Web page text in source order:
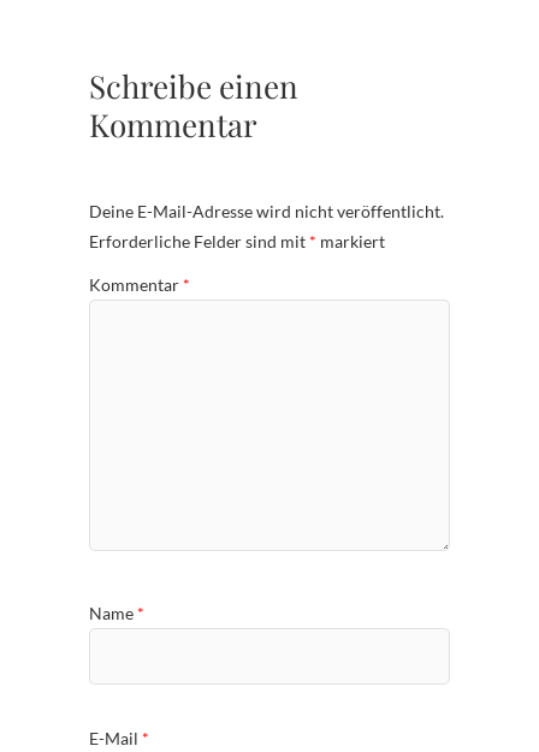
Schreibe einen
Kommentar
Deine E-Mail-Adresse wird nicht veröffentlicht.
Erforderliche Felder sind mit * markiert
Kommentar *
Name *
E-Mail *